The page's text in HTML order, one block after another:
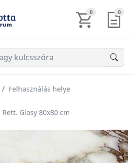
0KOSÁR 0
Felhasználás helye
Glosy 80x80 cm